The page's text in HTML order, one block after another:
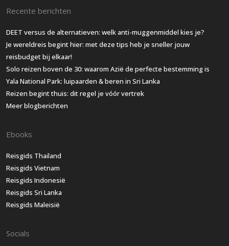
Recente berichten
DEET versus de alternatieven: welk anti-muggenmiddel kies je?
Je wereldreis begint hier: met deze tips heb je sneller jouw
reisbudget bij elkaar!
Solo reizen boven de 30: waarom Azië de perfecte bestemming is
Yala National Park: luipaarden & beren in Sri Lanka
Reizen begint thuis: dit regel je vóór vertrek
Meer blogberichten
Ebooks
Reisgids Thailand
Reisgids Vietnam
Reisgids Indonesië
Reisgids Sri Lanka
Reisgids Maleisië
Socials